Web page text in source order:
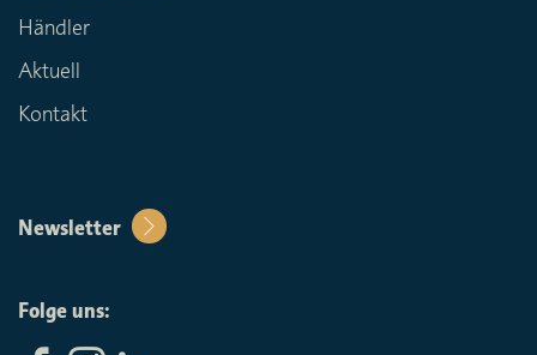
Händler
Aktuell
Kontakt
Newsletter
Folge uns: